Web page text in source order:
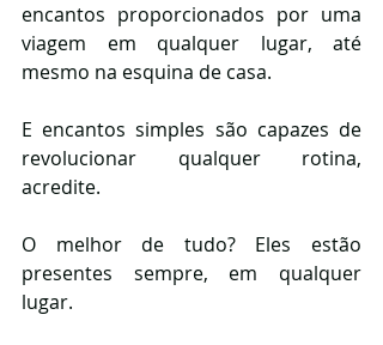
encantos proporcionados por uma
viagem em qualquer lugar, até
mesmo na esquina de casa.
E encantos simples são capazes de
revolucionar qualquer rotina,
acredite.
O melhor de tudo? Eles estão
presentes sempre, em qualquer
lugar.